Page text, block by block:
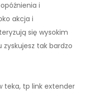
i
akcja i
się wysokim
tak bardzo
teka, tp link extender